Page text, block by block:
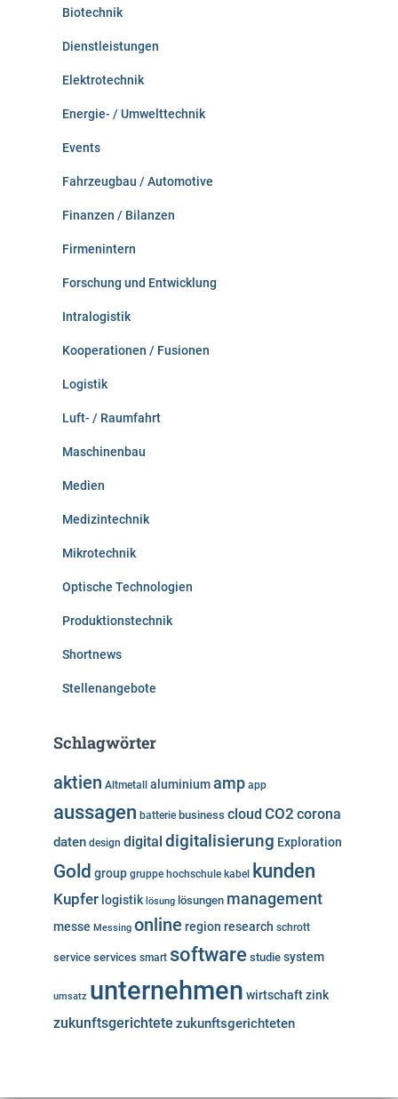
Biotechnik
Dienstleistungen
Elektrotechnik
Energie- / Umwelttechnik
Events
Fahrzeugbau / Automotive
Finanzen / Bilanzen
Firmenintern
Forschung und Entwicklung
Intralogistik
Kooperationen / Fusionen
Logistik
Luft- / Raumfahrt
Maschinenbau
Medien
Medizintechnik
Mikrotechnik
Optische Technologien
Produktionstechnik
Shortnews
Stellenangebote
Schlagwörter
aktien Altmetall aluminiumamp app
aussagen batterie business cloud CO2 corona
daten design digital digitalisierung Exploration
Gold group gruppe hochschule kabel kunden
Kupfer logistik lösung lösungen management
messe Messing online region research schrott
service services smart software studie system
umsatz unternehmen wirtschaftzink
zukunftsgerichtete zukunftsgerichteten